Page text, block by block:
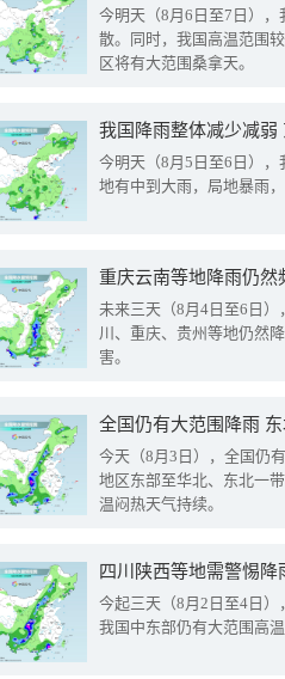
今明天（8月6日至7日）
散。同时，我国高温范围
区将有大范围桑拿天。
我国降雨整体减少减弱
今明天（8月5日至6日）
地有中到大雨，局地暴雨
重庆云南等地降雨仍然
未来三天（8月4日至6日
川、重庆、贵州等地仍然
害。
全国仍有大范围降雨
今天（8月3日），全国仍
地区东部至华北、东北一
温闷热天气持续。
今起三天（8月2日至4日
我国中东部仍有大范围高